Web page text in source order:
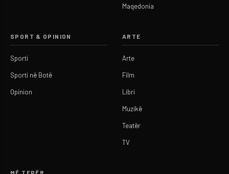
Maqedonia
SPORT & OPINION
Sporti
Sporti në Botë
Opinion
ARTE
Arte
Film
Libri
Muzikë
Teatër
TV
MË TEPËR